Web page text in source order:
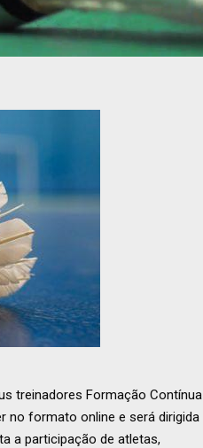
treinadores Formação Contínua
no formato online e será dirigida
a participação de atletas,